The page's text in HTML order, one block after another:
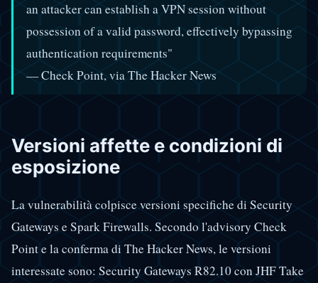
an attacker can establish a VPN session without
possession of a valid password, effectively bypassing
authentication requirements"
— Check Point, via The Hacker News
Versioni affette e condizioni di
esposizione
La vulnerabilità colpisce versioni specifiche di Security
Gateways e Spark Firewalls. Secondo l'advisory Check
Point e la conferma di The Hacker News, le versioni
interessate sono: Security Gateways R82.10 con JHF Take